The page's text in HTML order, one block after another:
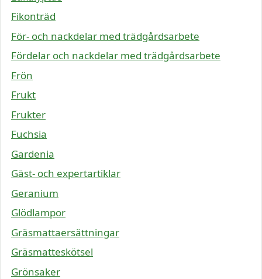
Fikonträd
För- och nackdelar med trädgårdsarbete
Fördelar och nackdelar med trädgårdsarbete
Frön
Frukt
Frukter
Fuchsia
Gardenia
Gäst- och expertartiklar
Geranium
Glödlampor
Gräsmattaersättningar
Gräsmatteskötsel
Grönsaker